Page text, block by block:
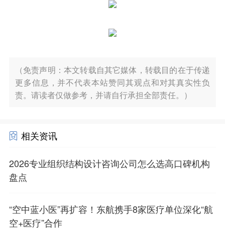
（免责声明：本文转载自其它媒体，转载目的在于传递
更多信息，并不代表本站赞同其观点和对其真实性负
责。请读者仅做参考，并请自行承担全部责任。）
相关资讯
2026专业组织结构设计咨询公司怎么选高口碑机构
盘点
“空中蓝小医”再扩容！东航携手8家医疗单位深化“航
空+医疗”合作